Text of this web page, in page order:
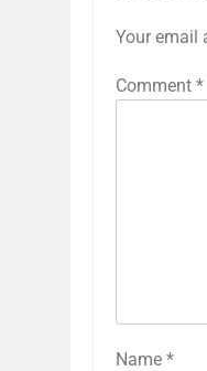
Your email
Comment *
Name *